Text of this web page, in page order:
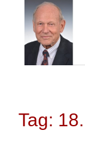
Tag: